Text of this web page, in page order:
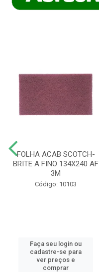
FOLHA ACAB SCOTCH-
BRITE A FINO 134X240 AF
3M
Código: 10103
Faça seu login ou
cadastre-se para
ver preços e
comprar